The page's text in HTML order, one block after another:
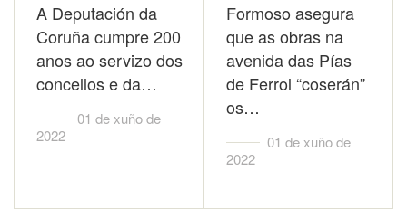
A Deputación da
Coruña cumpre 200
anos ao servizo dos
concellos e da…
01 de xuño de
2022
Formoso asegura
que as obras na
avenida das Pías
de Ferrol “coserán”
os…
01 de xuño de
2022